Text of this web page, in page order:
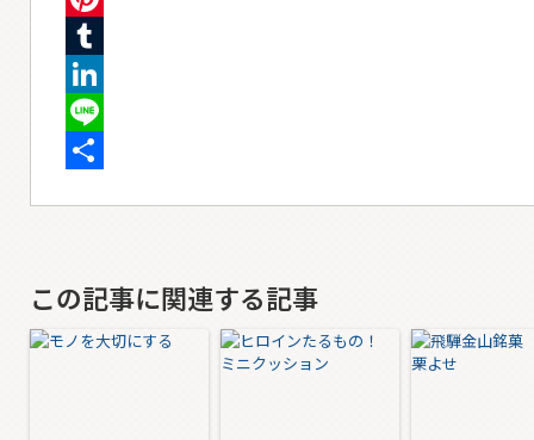
Pinterest
Tumblr
LinkedIn
Line
有
この記事に関連する記事